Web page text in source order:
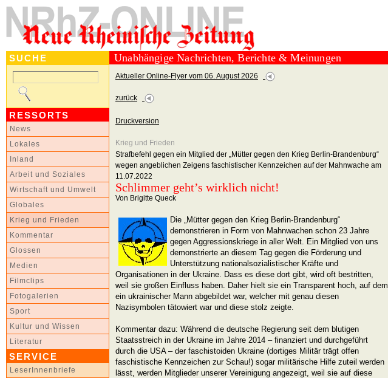
SUCHE
RESSORTS
News
Lokales
Inland
Arbeit und Soziales
Wirtschaft und Umwelt
Globales
Krieg und Frieden
Kommentar
Glossen
Medien
Filmclips
Fotogalerien
Sport
Kultur und Wissen
Literatur
SERVICE
LeserInnenbriefe
Unabhängige Nachrichten, Berichte & Meinungen
Aktueller Online-Flyer vom 06. August 2026
zurück
Druckversion
Krieg und Frieden
Strafbefehl gegen ein Mitglied der „Mütter gegen den Krieg Berlin-Brandenburg“
wegen angeblichen Zeigens faschistischer Kennzeichen auf der Mahnwache am
11.07.2022
Schlimmer geht’s wirklich nicht!
Von Brigitte Queck
Die „Mütter gegen den Krieg Berlin-Brandenburg“
demonstrieren in Form von Mahnwachen schon 23 Jahre
gegen Aggressionskriege in aller Welt. Ein Mitglied von uns
demonstrierte an diesem Tag gegen die Förderung und
Unterstützung nationalsozialistischer Kräfte und
Organisationen in der Ukraine. Dass es diese dort gibt, wird oft bestritten,
weil sie großen Einfluss haben. Daher hielt sie ein Transparent hoch, auf dem
ein ukrainischer Mann abgebildet war, welcher mit genau diesen
Nazisymbolen tätowiert war und diese stolz zeigte.
Kommentar dazu: Während die deutsche Regierung seit dem blutigen
Staatsstreich in der Ukraine im Jahre 2014 – finanziert und durchgeführt
durch die USA – der faschistoiden Ukraine (dortiges Militär trägt offen
faschistische Kennzeichen zur Schau!) sogar militärische Hilfe zuteil werden
lässt, werden Mitglieder unserer Vereinigung angezeigt, weil sie auf diese